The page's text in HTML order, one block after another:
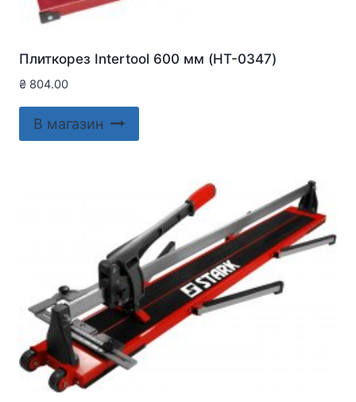
Плиткорез Intertool 600 мм (HT-0347)
₴ 804.00
В магазин